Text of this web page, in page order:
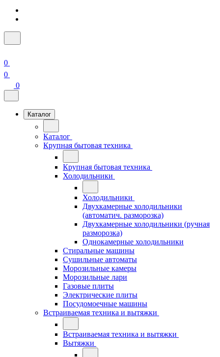
0
0
0
Каталог
Каталог
Крупная бытовая техника
Крупная бытовая техника
Холодильники
Холодильники
Двухкамерные холодильники
(автоматич. разморозка)
Двухкамерные холодильники (ручная
разморозка)
Однокамерные холодильники
Стиральные машины
Сушильные автоматы
Морозильные камеры
Морозильные лари
Газовые плиты
Электрические плиты
Посудомоечные машины
Встраиваемая техника и вытяжки
Встраиваемая техника и вытяжки
Вытяжки